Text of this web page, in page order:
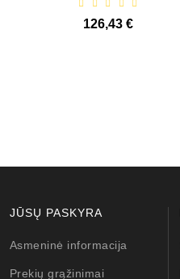
126,43 €
JŪSŲ PASKYRA
Asmeninė informacija
Prekių grąžinimai